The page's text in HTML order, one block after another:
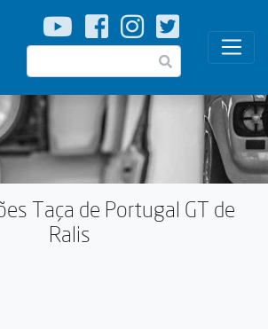
Passar
para
o
Pesquisar
Taça de Portugal GT de
Ralis